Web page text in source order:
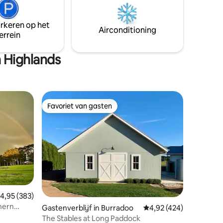
Slechts 1,5 uur van Sydney, het zal u naar
een andere wereld, zodat u kunt
ontspannen & opladen op uw volgende
op het
Airconditioning
beoordeling van 4,95 uit 5, 383 recensies
4,95 (383)
Favoriet van gasten
Favoriet van gasten
Gastenverblijf in Burradoo Gemiddelde
4,92 (424)
The Stables at Long Paddock